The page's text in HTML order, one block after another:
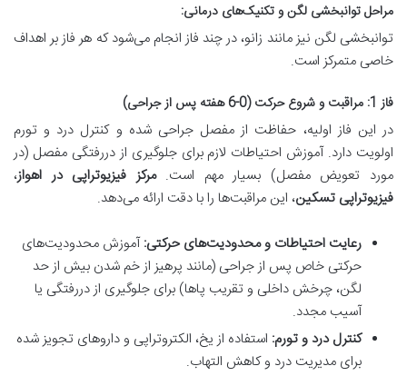
مراحل توانبخشی لگن و تکنیک‌های درمانی:
توانبخشی لگن نیز مانند زانو، در چند فاز انجام می‌شود که هر فاز بر اهداف
خاصی متمرکز است.
فاز 1: مراقبت و شروع حرکت (0-6 هفته پس از جراحی)
در این فاز اولیه، حفاظت از مفصل جراحی شده و کنترل درد و تورم
اولویت دارد. آموزش احتیاطات لازم برای جلوگیری از دررفتگی مفصل (در
مورد تعویض مفصل) بسیار مهم است.مرکز فیزیوتراپی در اهواز،
فیزیوتراپی تسکین، این مراقبت‌ها را با دقت ارائه می‌دهد.
رعایت احتیاطات و محدودیت‌های حرکتی:آموزش محدودیت‌های
حرکتی خاص پس از جراحی (مانند پرهیز از خم شدن بیش از حد
لگن، چرخش داخلی و تقریب پاها) برای جلوگیری از دررفتگی یا
آسیب مجدد.
کنترل درد و تورم: استفاده از یخ، الکتروتراپی و داروهای تجویز شده
برای مدیریت درد و کاهش التهاب.